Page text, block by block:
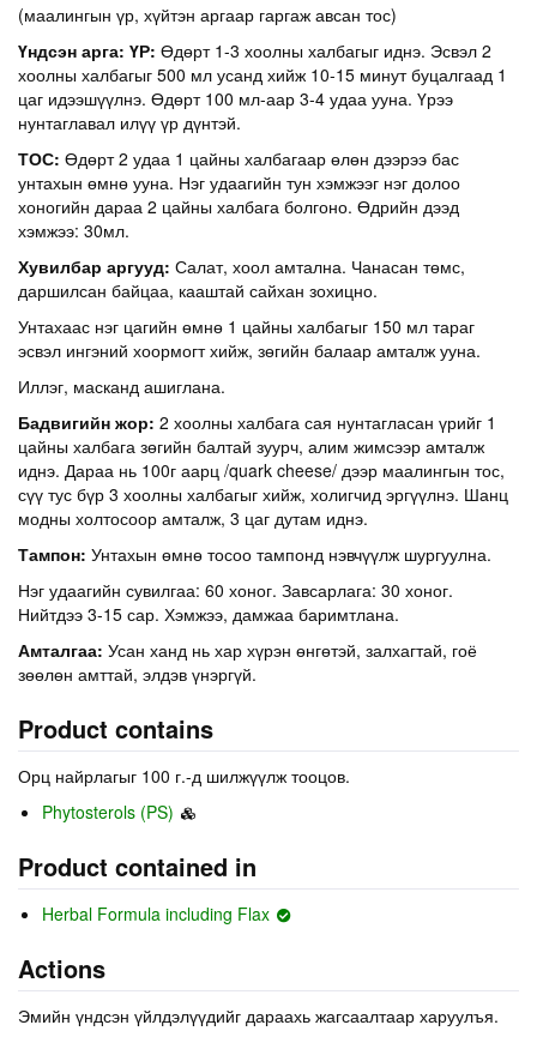
(маалингын үр, хүйтэн аргаар гаргаж авсан тос)
Үндсэн арга: ҮР: Өдөрт 1-3 хоолны халбагыг иднэ. Эсвэл 2
хоолны халбагыг 500 мл усанд хийж 10-15 минут буцалгаад 1
цаг идээшүүлнэ. Өдөрт 100 мл-аар 3-4 удаа ууна. Үрээ
нунтаглавал илүү үр дүнтэй.
ТОС: Өдөрт 2 удаа 1 цайны халбагаар өлөн дээрээ бас
унтахын өмнө ууна. Нэг удаагийн тун хэмжээг нэг долоо
хоногийн дараа 2 цайны халбага болгоно. Өдрийн дээд
хэмжээ: 30мл.
Хувилбар аргууд: Салат, хоол амтална. Чанасан төмс,
даршилсан байцаа, кааштай сайхан зохицно.
Унтахаас нэг цагийн өмнө 1 цайны халбагыг 150 мл тараг
эсвэл ингэний хоормогт хийж, зөгийн балаар амталж ууна.
Иллэг, масканд ашиглана.
Бадвигийн жор: 2 хоолны халбага сая нунтагласан үрийг 1
цайны халбага зөгийн балтай зуурч, алим жимсээр амталж
иднэ. Дараа нь 100г аарц /quark cheese/ дээр маалингын тос,
сүү тус бүр 3 хоолны халбагыг хийж, холигчид эргүүлнэ. Шанц
модны холтосоор амталж, 3 цаг дутам иднэ.
Тампон: Унтахын өмнө тосоо тампонд нэвчүүлж шургуулна.
Нэг удаагийн сувилгаа: 60 хоног. Завсарлага: 30 хоног.
Нийтдээ 3-15 сар. Хэмжээ, дамжаа баримтлана.
Амталгаа: Усан ханд нь хар хүрэн өнгөтэй, залхагтай, гоё
зөөлөн амттай, элдэв үнэргүй.
Product contains
Орц найрлагыг 100 г.-д шилжүүлж тооцов.
Phytosterols (PS)
Product contained in
Herbal Formula including Flax
Actions
Эмийн үндсэн үйлдэлүүдийг дараахь жагсаалтаар харуулъя.